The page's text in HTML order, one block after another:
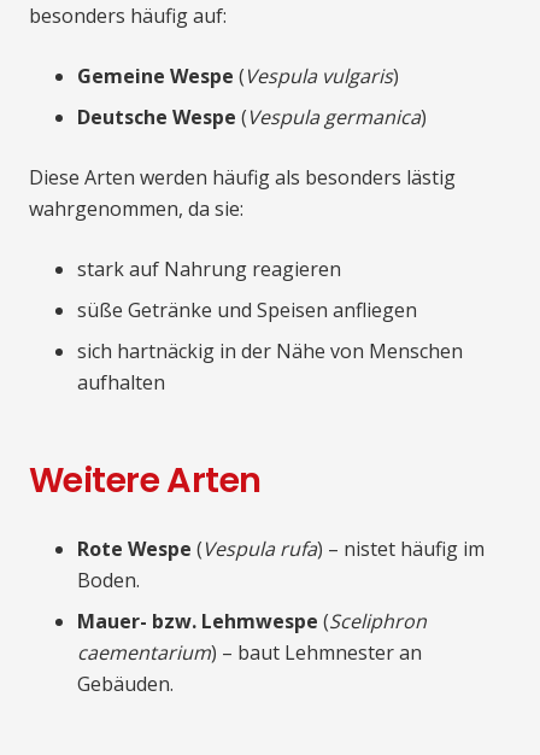
besonders häufig auf:
Gemeine Wespe (Vespula vulgaris)
Deutsche Wespe (Vespula germanica)
Diese Arten werden häufig als besonders lästig
wahrgenommen, da sie:
stark auf Nahrung reagieren
süße Getränke und Speisen anfliegen
sich hartnäckig in der Nähe von Menschen
aufhalten
Weitere Arten
Rote Wespe (Vespula rufa) – nistet häufig im
Boden.
Mauer- bzw. Lehmwespe (Sceliphron
caementarium) – baut Lehmnester an
Gebäuden.